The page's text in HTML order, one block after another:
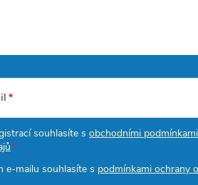
souhlasíte s obchodními podmínkami
e-mailu souhlasíte s podmínkami ochrany